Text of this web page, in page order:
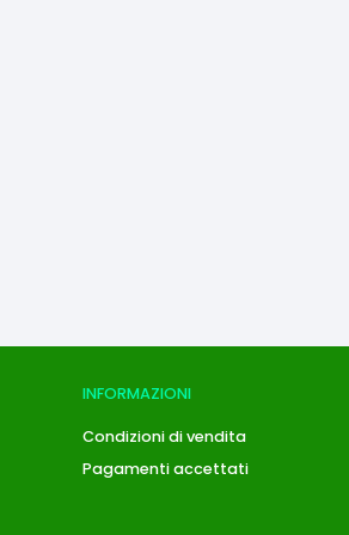
INFORMAZIONI
Condizioni di vendita
Pagamenti accettati